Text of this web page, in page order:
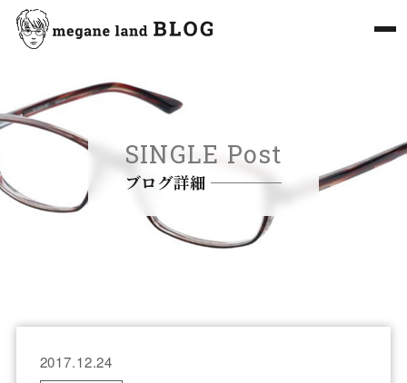
SINGLE Post
ブログ詳細
2017.12.24